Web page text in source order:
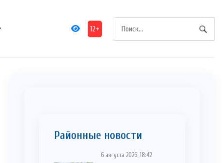
12+
Районные новости
6 августа 2026, 18:42